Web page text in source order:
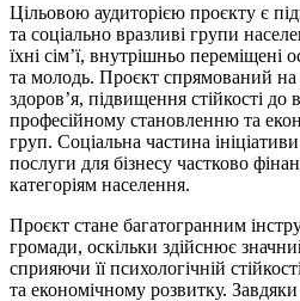
Цільовою аудиторією проєкту є
та соціально вразливі групи
їхні сім’ї, внутрішньо переміщені
та молодь. Проєкт спрямований
здоров’я, підвищення стійкості до
професійному становленню та
груп. Соціальна частина
послуги для бізнесу частково
категоріям населення.
Проєкт стане багатогранним
громади, оскільки здійснює
сприяючи її психологічній
та економічному розвитку.